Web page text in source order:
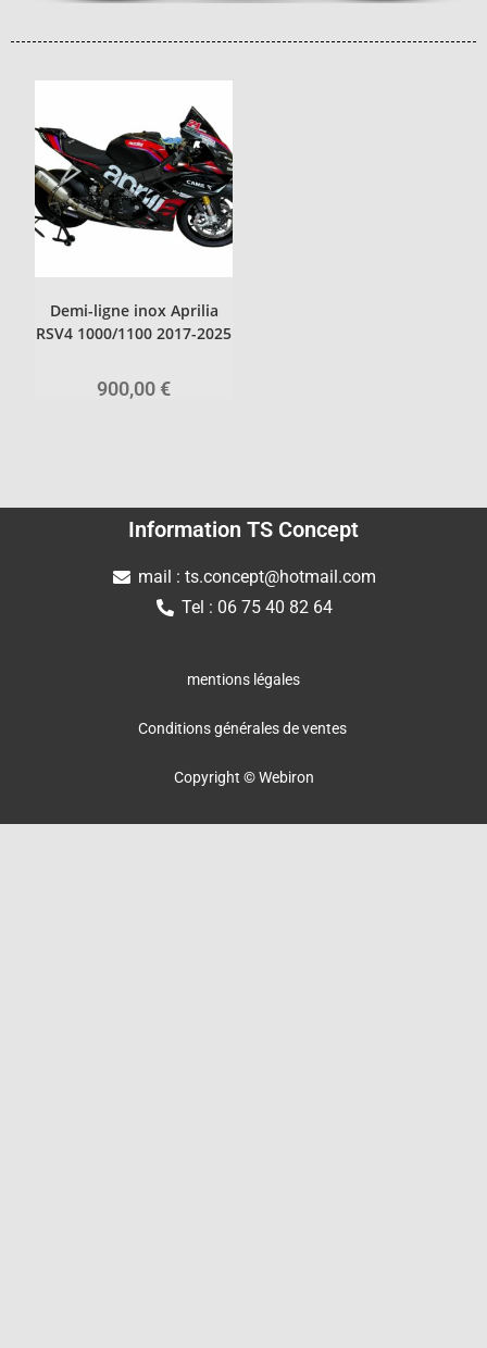
Demi-ligne inox Aprilia
RSV4 1000/1100 2017-2025
900,00€
Information TS Concept
mail : ts.concept@hotmail.com
Tel : 06 75 40 82 64
mentions légales
Conditions générales de ventes
Copyright © Webiron